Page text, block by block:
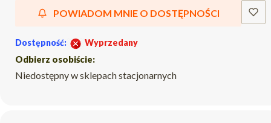
POWIADOM MNIE O DOSTĘPNOŚCI
Dostępność:
Wyprzedany
Odbierz osobiście:
Niedostępny w sklepach stacjonarnych